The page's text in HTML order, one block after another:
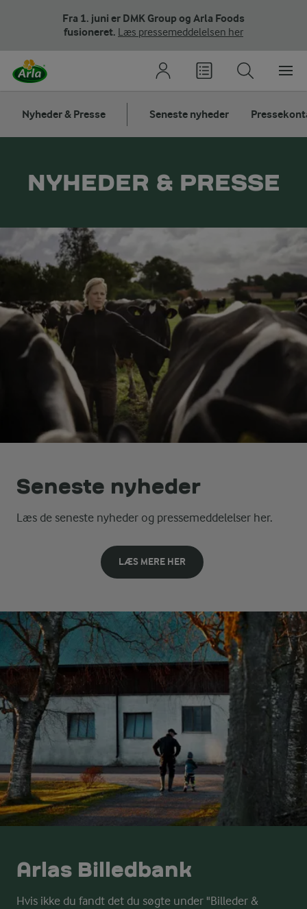
Fra 1. juni er DMK Group og Arla Foods
fusioneret. Læs pressemeddelelsen her
Nyheder & Presse Seneste nyheder
NYHEDER & PRESSE
Seneste nyheder
Læs de seneste nyheder og pressemeddelelser her.
LÆS MERE HER
Arlas Billedbank
Hvis ikke du fandt det du søgte under "Billeder &